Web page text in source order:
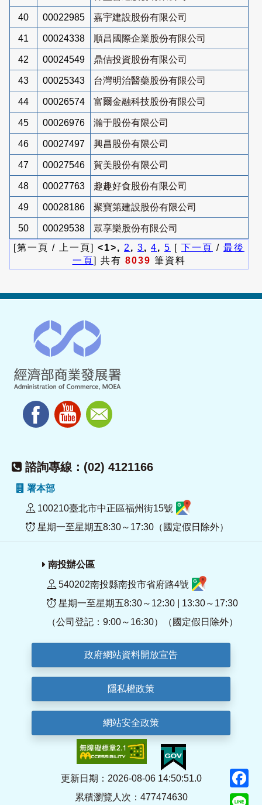
40 00022985 嘉宇建設股份有限公司
41 00024338 順昌國際企業股份有限公司
42 00024549 鼎佶投資股份有限公司
43 00025343 台灣明治醫藥股份有限公司
44 00026574 富爾金融科技股份有限公司
45 00026976 瀚于股份有限公司
46 00027497 興昌股份有限公司
47 00027546 賀美股份有限公司
48 00027763 趣趣好食股份有限公司
49 00028186 聚寶第建設股份有限公司
50 00029538
眾享樂股份有限公司
[第一頁 / 上一頁] <1>, 2 , 3, 4, 5 [ 下一頁 / 最後
一頁] 共有 8039 筆資料
諮詢專線：(02) 4121166
署本部
100210臺北市中正區福州街15號
星期一至星期五8:30～17:30（國定假日除外）
南投辦公區
540202南投縣南投市省府路4號
星期一至星期五8:30～12:30 | 13:30～17:30
（公司登記：9:00～16:30）（國定假日除外）
政府網站資料開放宣告
隱私權政策
網站安全政策
更新日期：2026-08-06 14:50:51.0
累積瀏覽人次：477474630